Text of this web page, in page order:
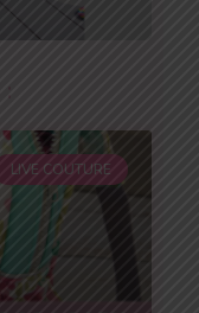
LIVE COUTURE